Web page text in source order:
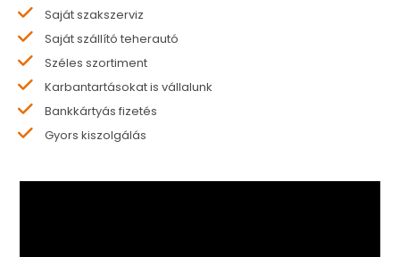
Saját szakszerviz
Saját szállító teherautó
Széles szortiment
Karbantartásokat is vállalunk
Bankkártyás fizetés
Gyors kiszolgálás